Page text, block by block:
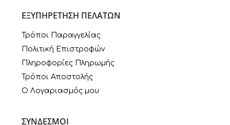
ΕΞΥΠΗΡΕΤΗΣΗ ΠΕΛΑΤΩΝ
Τρόποι Παραγγελίας
Πολιτική Επιστροφών
Πληροφορίες Πληρωμής
Τρόποι Αποστολής
Ο Λογαριασμός μου
ΣΥΝΔΕΣΜΟΙ